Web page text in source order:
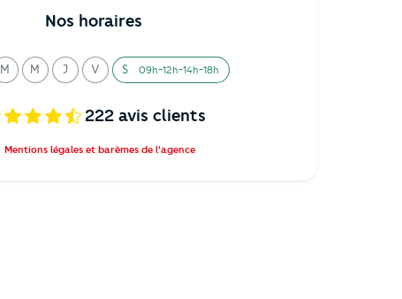
Nos horaires
M
ardi
M
ercredi
J
eudi
V
endredi
S
amedi09h-12h-14h-18h
222 avis clients
Mentions légales et barèmes de l'agence